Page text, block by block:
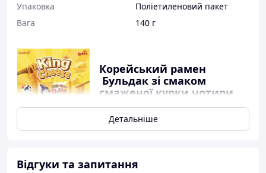
Упаковка
Поліетиленовий пакет
Вага
140 г
Корейський рамен
Бульдак зі смаком
смаженої курки чотири
сири 140 г, ТМ SAMYANG
Корейський рамен Buldak зі
смаком смаженої курки «Чотири
із легендарним раменом Buldak від SAMYANG!
Детальніше
Відгуки та запитання